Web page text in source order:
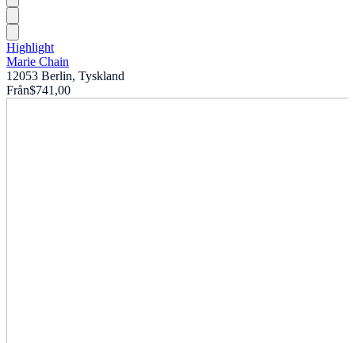
Highlight
Marie Chain
12053 Berlin, Tyskland
Från$741,00